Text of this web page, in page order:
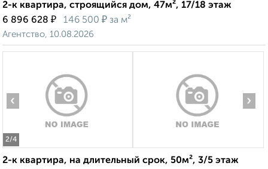
2-к квартира, строящийся дом, 47м², 17/18 этаж
6 896 628 ₽ 146 500 ₽ за м²
Агентство, 10.08.2026
2/4
‹ ›
2-к квартира, на длительный срок, 50м², 3/5 этаж